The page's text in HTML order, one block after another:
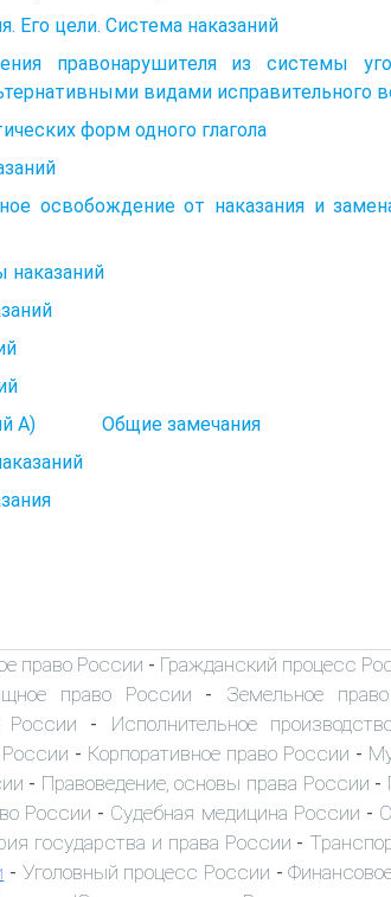
Его цели. Система наказаний
правонарушителя из системы
видами исправительного
форм одного глагола
освобождение от наказания и
наказаний
А) Общие замечания
право России - Гражданский процесс
право России - Земельное
России - Исполнительное
России - Корпоративное право России -
- Правоведение, основы права России -
России - Судебная медицина России -
государства и права России -
- Уголовный процесс России -